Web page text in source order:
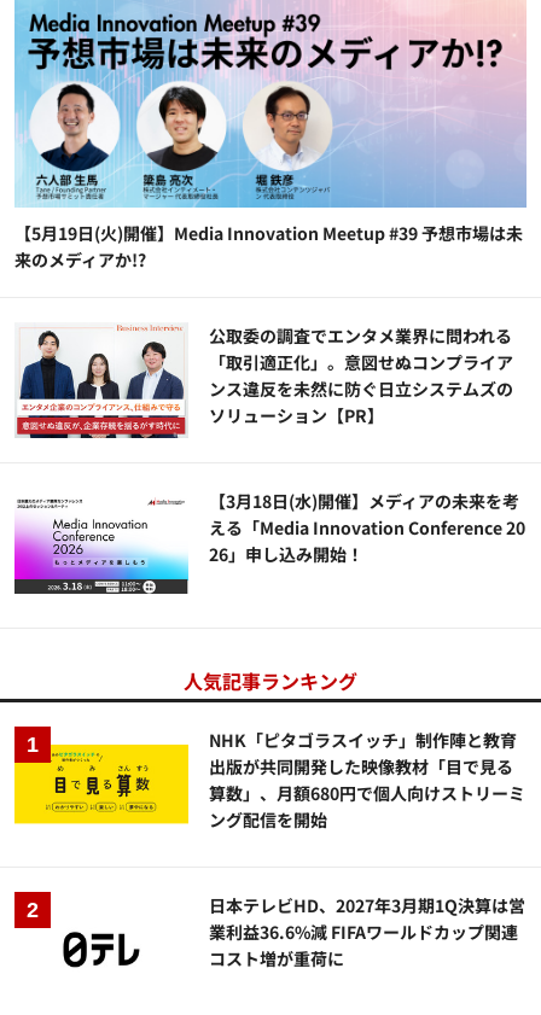
【5月19日(火)開催】Media Innovation Meetup #39 予想市場は未
来のメディアか!?
公​​取委の調査でエンタメ業界に問われる
「取引適正化」。意図せぬコンプライア
ンス違反を未然に防ぐ日立システムズの
ソリューション​【PR】
【3月18日(水)開催】メディアの未来を考
える「Media Innovation Conference 20
26」申し込み開始！
人気記事ランキング
NHK「ピタゴラスイッチ」制作陣と教育
出版が共同開発した映像教材「目で見る
算数」、月額680円で個人向けストリーミ
ング配信を開始
日本テレビHD、2027年3月期1Q決算は営
業利益36.6%減 FIFAワールドカップ関連
コスト増が重荷に